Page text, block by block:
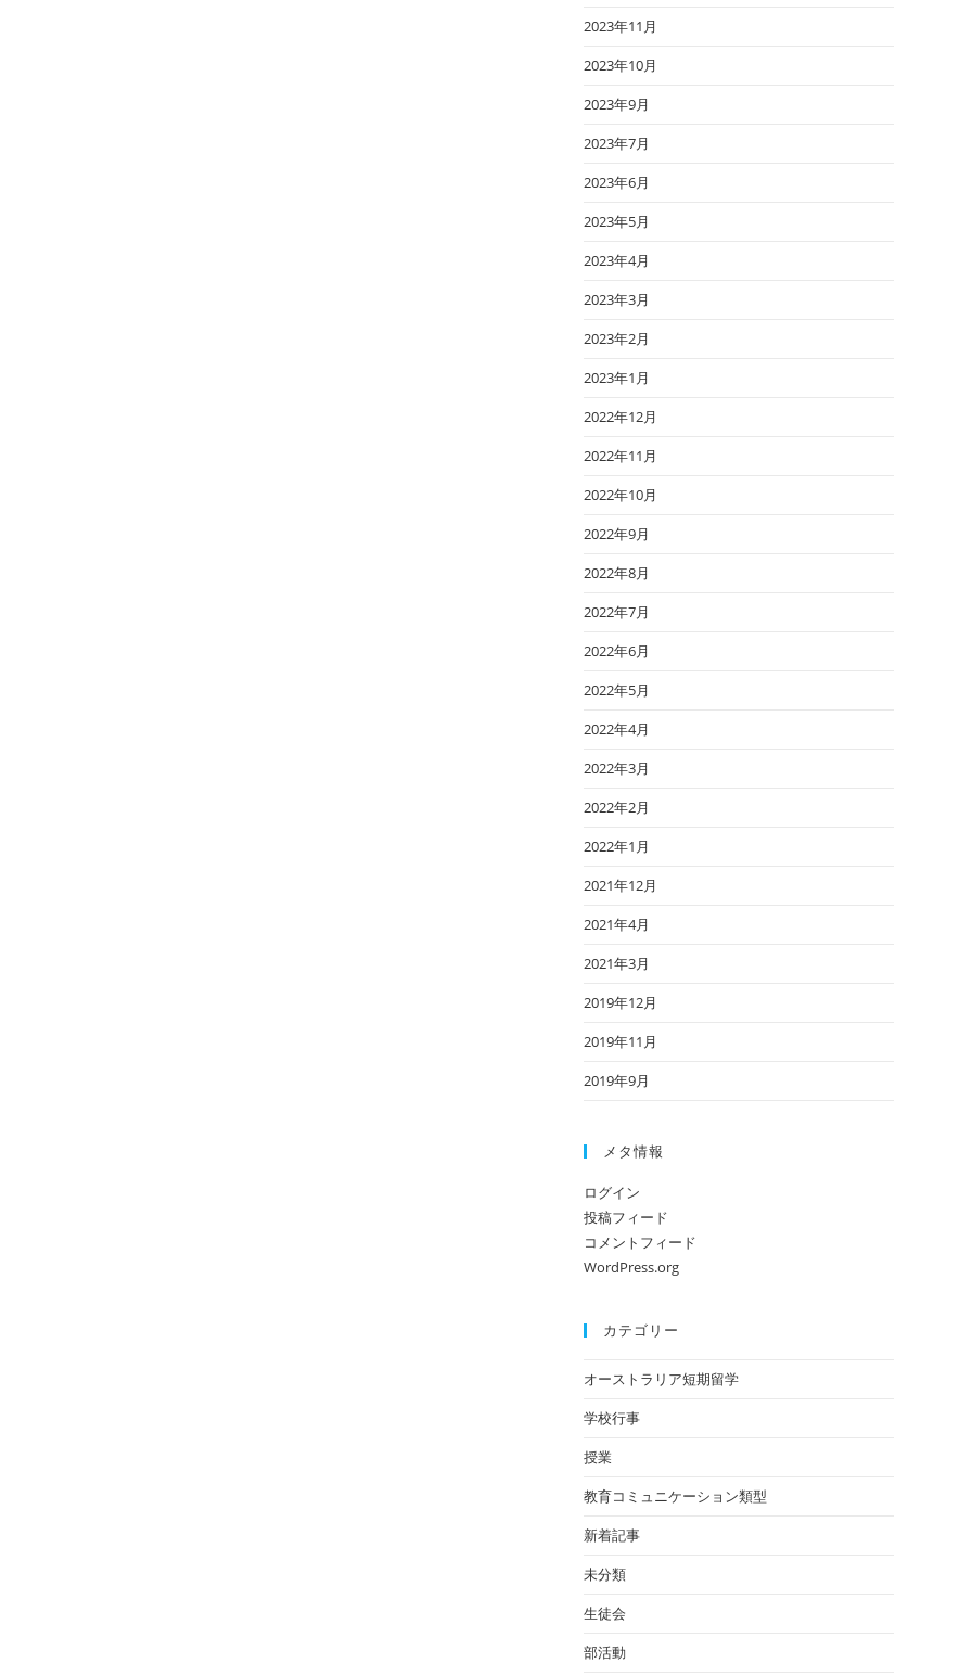
2023年11月
2023年10月
2023年9月
2023年7月
2023年6月
2023年5月
2023年4月
2023年3月
2023年2月
2023年1月
2022年12月
2022年11月
2022年10月
2022年9月
2022年8月
2022年7月
2022年6月
2022年5月
2022年4月
2022年3月
2022年2月
2022年1月
2021年12月
2021年4月
2021年3月
2019年12月
2019年11月
2019年9月
メタ情報
ログイン
投稿フィード
コメントフィード
WordPress.org
カテゴリー
オーストラリア短期留学
学校行事
授業
教育コミュニケーション類型
新着記事
未分類
生徒会
部活動